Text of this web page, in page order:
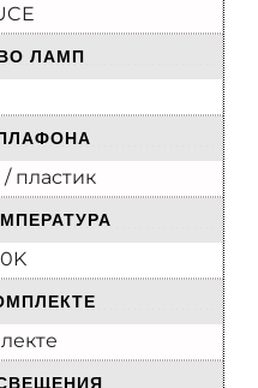
ЛАМП
пластик